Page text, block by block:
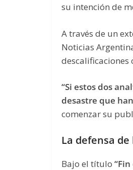
su intención de
A través de un
Noticias
descalificaciones
“Si estos dos
desastre que
comenzar su
La defensa
Bajo el título